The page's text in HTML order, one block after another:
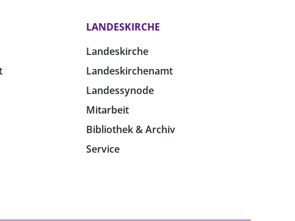
LANDESKIRCHE
Landeskirche
Landeskirchenamt
Landessynode
Mitarbeit
Bibliothek & Archiv
Service